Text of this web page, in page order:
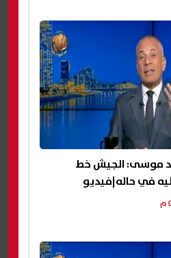
موسى: الجيش خط
في حاله|فيديو